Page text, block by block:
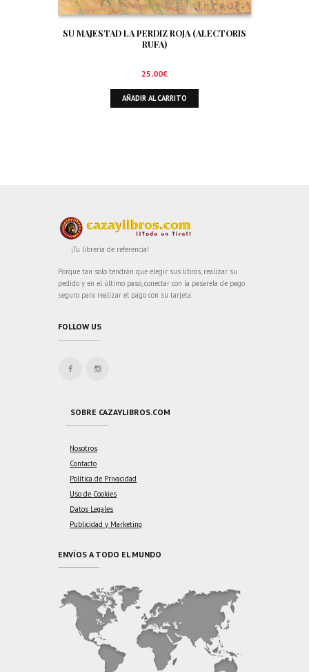
SU MAJESTAD LA PERDIZ ROJA (ALECTORIS
RUFA)
25,00€
AÑADIR AL CARRITO
¡Tu librería de referencia!
Porque tan solo tendrán que elegir sus libros, realizar su
pedido y en el último paso, conectar con la pasarela de pago
seguro para realizar el pago con su tarjeta.
FOLLOW US
SOBRE CAZAYLIBROS.COM
Nosotros
Contacto
Política de Privacidad
Uso de Cookies
Datos Legales
Publicidad y Marketing
ENVÍOS A TODO EL MUNDO